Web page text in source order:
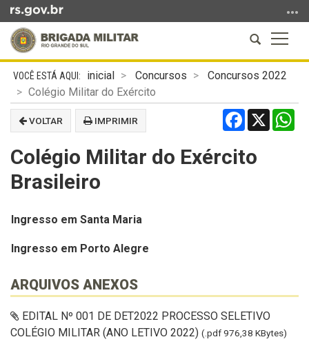
para
conteúdo
para
menu
para
busca
a
Abrir
a
busca
Início
conteúdo
inicial Concursos
Concursos 2022
Colégio Militar do Exército
VOLTAR IMPRIMIR Facebook
X
Colégio Militar do Exército
Brasileiro
Ingresso em Santa Maria
Ingresso em Porto Alegre
ARQUIVOS ANEXOS
EDITAL Nº 001 DE DET2022 PROCESSO SELETIVO
COLÉGIO MILITAR (ANO LETIVO 2022) (.pdf 976,38 KBytes)